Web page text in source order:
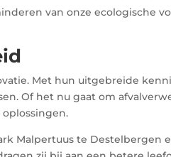
van onze ecologische
Met hun uitgebreide
Of het nu gaat om
Malpertuus te